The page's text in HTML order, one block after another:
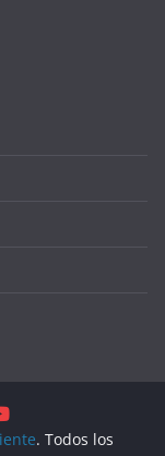
. Todos los